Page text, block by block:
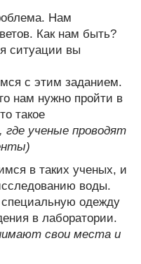
Нам
Как нам быть?
ситуации вы
с этим заданием.
нам нужно пройти в
такое
ученые проводят
в таких ученых, и
воды.
одежду
в лаборатории.
свои места и